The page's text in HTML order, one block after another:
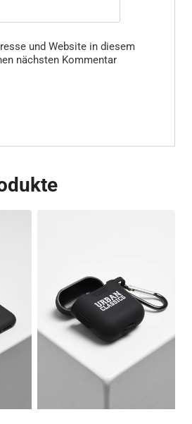
und Website in diesem
nächsten Kommentar